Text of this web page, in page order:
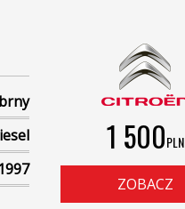
1997
1 500PLN
ZOBACZ